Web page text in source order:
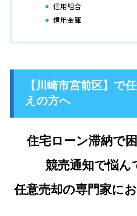
信用組合
信用金庫
【川崎市宮前区】で
えの方へ
住宅ローン滞納で
競売通知で悩ん
任意売却の専門家に